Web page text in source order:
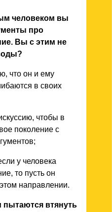
человеком вы
про
Вы с этим не
что он и ему
в своих
чтобы в
поколение с
у человека
то пусть он
направлении.
втянуть